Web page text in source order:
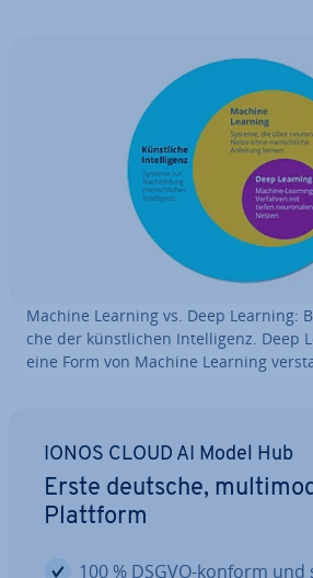
Machine Learning vs. Deep Learning:
che der künst­li­chen In­tel­li­genz. Deep
eine Form von Machine Learning
IONOS CLOUD AI Model Hub
Erste deutsche,
Plattform
100 % DSGVO-konform und